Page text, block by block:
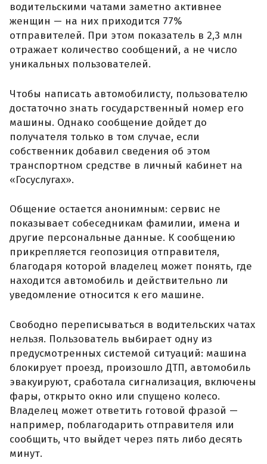
водительскими чатами заметно активнее
женщин — на них приходится 77%
отправителей. При этом показатель в 2,3 млн
отражает количество сообщений, а не число
уникальных пользователей.
Чтобы написать автомобилисту, пользователю
достаточно знать государственный номер его
машины. Однако сообщение дойдет до
получателя только в том случае, если
собственник добавил сведения об этом
транспортном средстве в личный кабинет на
«Госуслугах».
Общение остается анонимным: сервис не
показывает собеседникам фамилии, имена и
другие персональные данные. К сообщению
прикрепляется геопозиция отправителя,
благодаря которой владелец может понять, где
находится автомобиль и действительно ли
уведомление относится к его машине.
Свободно переписываться в водительских чатах
нельзя. Пользователь выбирает одну из
предусмотренных системой ситуаций: машина
блокирует проезд, произошло ДТП, автомобиль
эвакуируют, сработала сигнализация, включены
фары, открыто окно или спущено колесо.
Владелец может ответить готовой фразой —
например, поблагодарить отправителя или
сообщить, что выйдет через пять либо десять
минут.